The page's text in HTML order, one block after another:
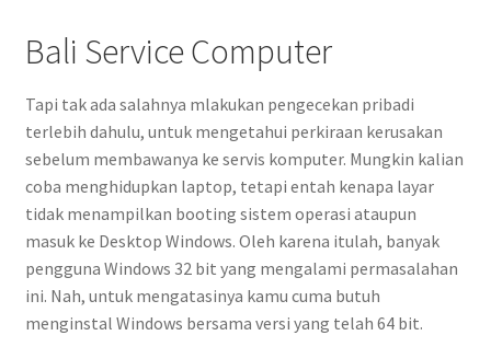
Bali Service Computer
Tapi tak ada salahnya mlakukan pengecekan pribadi
terlebih dahulu, untuk mengetahui perkiraan kerusakan
sebelum membawanya ke servis komputer. Mungkin kalian
coba menghidupkan laptop, tetapi entah kenapa layar
tidak menampilkan booting sistem operasi ataupun
masuk ke Desktop Windows. Oleh karena itulah, banyak
pengguna Windows 32 bit yang mengalami permasalahan
ini. Nah, untuk mengatasinya kamu cuma butuh
menginstal Windows bersama versi yang telah 64 bit.